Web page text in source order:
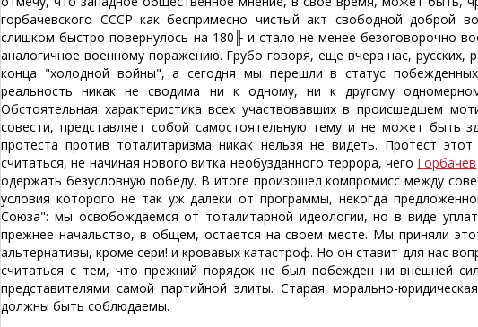
горбачевского СССР как беспримесно чистый акт свободной доброй
слишком быстро повернулось на 180╟ и стало не менее безоговорочно
аналогичное военному поражению. Грубо говоря, еще вчера нас, русских,
конца "холодной войны", а сегодня мы перешли в статус
реальность никак не сводима ни к одному, ни к другому
Обстоятельная характеристика всех участвовавших в происшедшем
совести, представляет собой самостоятельную тему и не может быть
протеста против тоталитаризма никак нельзя не видеть. Протест
считаться, не начиная нового витка необузданного террора, чего Горбачев
одержать безусловную победу. В итоге произошел компромисс между
условия которого не так уж далеки от программы, некогда
Союза": мы освобождаемся от тоталитарной идеологии, но в виде
прежнее начальство, в общем, остается на своем месте. Мы приняли
альтернативы, кроме сери! и кровавых катастроф. Но он ставит для нас
считаться с тем, что прежний порядок не был побежден ни внешней
представителями самой партийной элиты. Старая морально-
должны быть соблюдаемы.